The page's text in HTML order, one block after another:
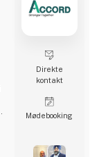
Direkte
kontakt
Møde­booking